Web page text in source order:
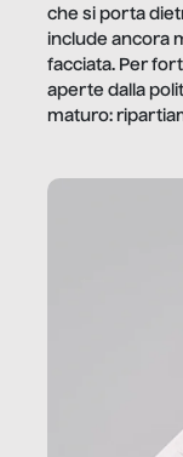
che si porta
include ancora
facciata. Per
aperte dalla
maturo: